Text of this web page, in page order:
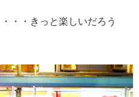
・・きっと楽しいだろう